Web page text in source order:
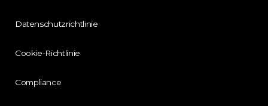
Datenschutzrichtlinie
Cookie-Richtlinie
Compliance